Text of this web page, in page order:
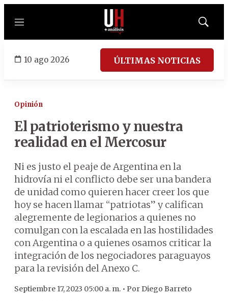
Menú
Mostrar
10 ago 2026 ÚLTIMAS NOTICIAS
Opinión
El patrioterismo y nuestra
realidad en el Mercosur
Ni es justo el peaje de Argentina en la
hidrovía ni el conflicto debe ser una bandera
de unidad como quieren hacer creer los que
hoy se hacen llamar “patriotas” y califican
alegremente de legionarios a quienes no
comulgan con la escalada en las hostilidades
con Argentina o a quienes osamos criticar la
integración de los negociadores paraguayos
para la revisión del Anexo C.
Septiembre 17, 2023 05:00 a. m. • PorDiego Barreto